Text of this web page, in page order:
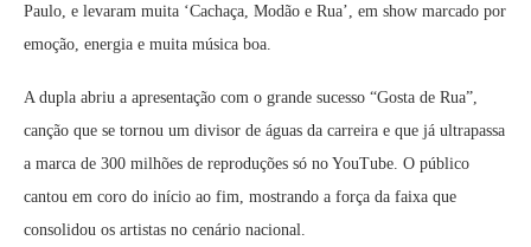
Paulo, e levaram muita ‘Cachaça, Modão e Rua’, em show marcado por
emoção, energia e muita música boa.
A dupla abriu a apresentação com o grande sucesso “Gosta de Rua”,
canção que se tornou um divisor de águas da carreira e que já ultrapassa
a marca de 300 milhões de reproduções só no YouTube. O público
cantou em coro do início ao fim, mostrando a força da faixa que
consolidou os artistas no cenário nacional.